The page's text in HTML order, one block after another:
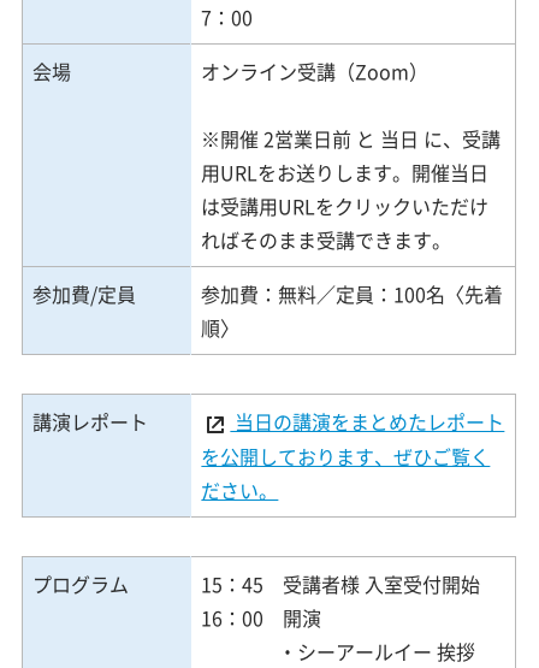
7：00
会場
オンライン受講（Zoom）
※開催 2営業日前 と 当日 に、受講
用URLをお送りします。開催当日
は受講用URLをクリックいただけ
ればそのまま受講できます。
参加費/定員
参加費：無料／定員：100名〈先着
順〉
講演レポート
当日の講演をまとめたレポート
を公開しております、ぜひご覧く
ださい。
プログラム
15：45 受講者様 入室受付開始
16：00 開演
・シーアールイー 挨拶